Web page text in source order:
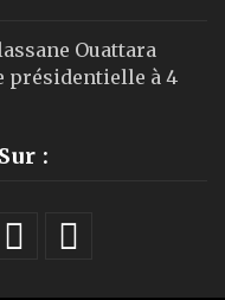
Ouattara
présidentielle à 4
: